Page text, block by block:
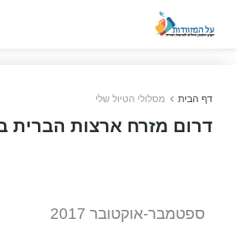
דף הבית מסלולי הטיול שלי
דרום מזרח ארצות הברית
ספטמבר-אוקטובר 2017